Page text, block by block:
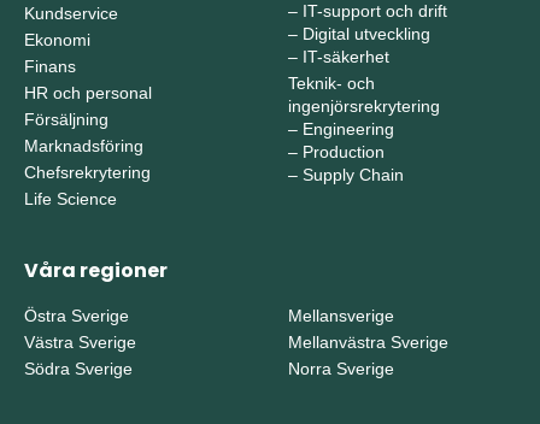
Kundservice
Ekonomi
Finans
HR och personal
Försäljning
Marknadsföring
Chefsrekrytering
Life Science
– IT-support och drift
– Digital utveckling
– IT-säkerhet
Teknik- och
ingenjörsrekrytering
– Engineering
– Production
– Supply Chain
Våra regioner
Östra Sverige
Västra Sverige
Södra Sverige
Mellansverige
Mellanvästra Sverige
Norra Sverige